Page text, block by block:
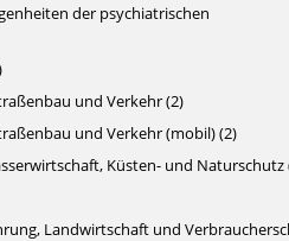
der psychiatrischen
und Verkehr (2)
und Verkehr (mobil) (2)
Küsten- und Naturschutz
Landwirtschaft und